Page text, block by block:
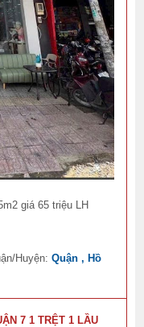
giá 65 triệu LH
Huyện:Quận , Hồ
7 1 TRỆT 1 LẦU